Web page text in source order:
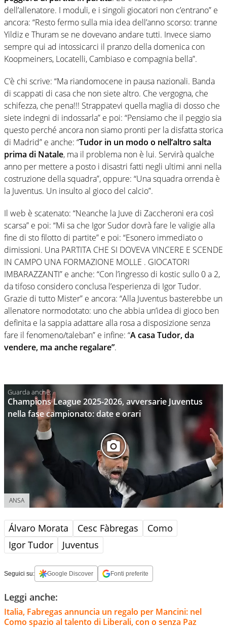
dell’allenatore. I moduli, e i singoli giocatori non c’entrano” e
ancora: “Resto fermo sulla mia idea dell’anno scorso: tranne
Yildiz e Thuram se ne dovevano andare tutti. Invece siamo
sempre qui ad intossicarci il pranzo della domenica con
Koopmeiners, Locatelli, Cambiaso e compagnia bella”.
C’è chi scrive: “Ma riandomocene in pausa nazionali. Banda
di scappati di casa che non siete altro. Che vergogna, che
schifezza, che pena!!! Strappatevi quella maglia di dosso che
siete indegni di indossarla” e poi: “Pensiamo che il peggio sia
questo perché ancora non siamo pronti per la disfatta storica
di Madrid” e anche: “Tudor in un modo o nell’altro salta
prima di Natale, ma il problema non è lui. Servirà qualche
anno per mettere a posto i disastri fatti negli ultimi anni nella
costruzione della squadra”, oppure: “Una squadra orrenda è
la Juventus. Un insulto al gioco del calcio”.
Il web è scatenato: “Neanche la Juve di Zaccheroni era così
scarsa” e poi: “Mi sa che Igor Sudor dovrà fare le valigie alla
fine di sto filotto di partite” e poi: “Esonero immediato o
dimissioni. Una PARTITA CHE SI DOVEVA VINCERE E SCENDE
IN CAMPO UNA FORMAZIONE MOLLE . GIOCATORI
IMBARAZZANTI” e anche: “Con l’ingresso di kostic sullo 0 a 2,
da tifoso considero conclusa l’esperienza di Igor Tudor.
Grazie di tutto Mister” e ancora: “Alla Juventus basterebbe un
allenatore normodotato: uno che abbia un’idea di gioco ben
definita e la sappia adattare alla rosa a disposizione senza
fare il fenomeno/taleban” e infine: “A casa Tudor, da
vendere, ma anche regalare”.
Champions League 2025-2026, avversarie Juventus
nella fase campionato: date e orari
ANSA
Álvaro Morata Cesc Fàbregas
Como
Igor Tudor
Juventus
Seguici su: Google Discover Fonti preferite
Leggi anche:
Italia, Fabregas annuncia un regalo per Mancini: nel
Como spazio al talento di Liberali, con o senza Paz